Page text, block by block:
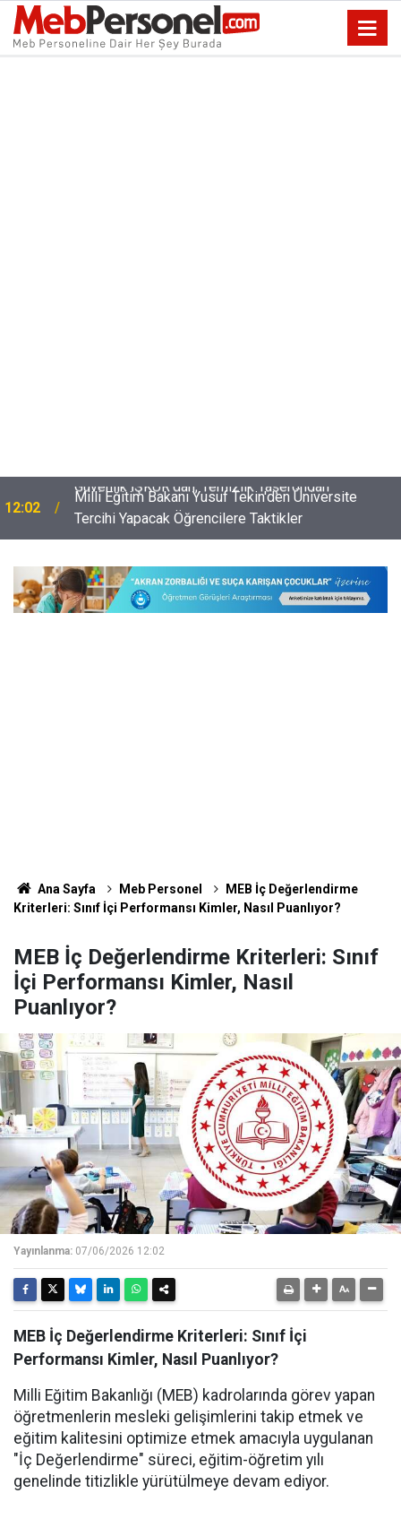
12:02
Milli Eğitim Bakanı Yusuf Tekin'den Üniversite
Tercihi Yapacak Öğrencilere Taktikler
Ana Sayfa Meb Personel
MEB İç Değerlendirme
Kriterleri: Sınıf İçi Performansı Kimler, Nasıl Puanlıyor?
MEB İç Değerlendirme Kriterleri: Sınıf
İçi Performansı Kimler, Nasıl
Puanlıyor?
Yayınlanma: 07/06/2026 12:02
MEB İç Değerlendirme Kriterleri: Sınıf İçi
Performansı Kimler, Nasıl Puanlıyor?
Milli Eğitim Bakanlığı (MEB) kadrolarında görev yapan
öğretmenlerin mesleki gelişimlerini takip etmek ve
eğitim kalitesini optimize etmek amacıyla uygulanan
"İç Değerlendirme" süreci, eğitim-öğretim yılı
genelinde titizlikle yürütülmeye devam ediyor.